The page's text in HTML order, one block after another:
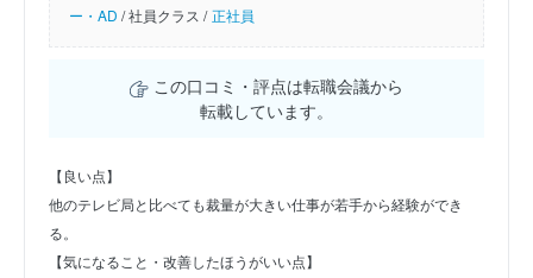
ー・AD /社員クラス / 正社員
この口コミ・評点は転職会議から
転載しています。
【良い点】
他のテレビ局と比べても裁量が大きい仕事が若手から経験ができ
る。
【気になること・改善したほうがいい点】